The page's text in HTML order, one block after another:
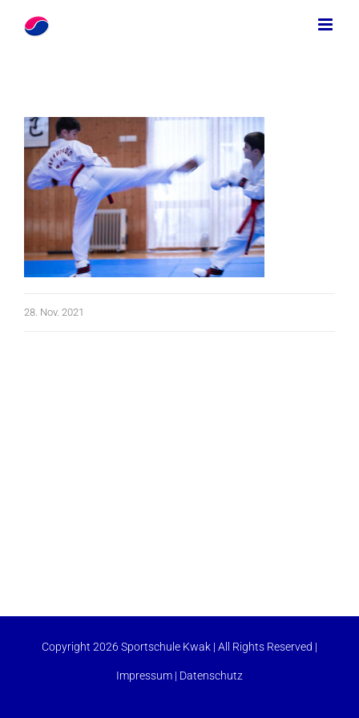
Zum
Inhalt
28. Nov. 2021
Copyright 2026 Sportschule Kwak | All Rights Reserved |
Impressum | Datenschutz